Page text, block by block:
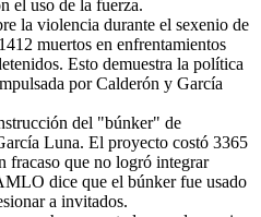
el uso de la fuerza.
la violencia durante el sexenio de
muertos en enfrentamientos
Esto demuestra la política
por Calderón y García
del "búnker" de
Luna. El proyecto costó 3365
fracaso que no logró integrar
dice que el búnker fue usado
a invitados.